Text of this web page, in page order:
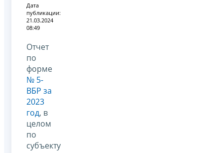
Дата
публикации:
21.03.2024
08:49
Отчет
по
форме
№ 5-
ВБР за
2023
год, в
целом
по
субъекту